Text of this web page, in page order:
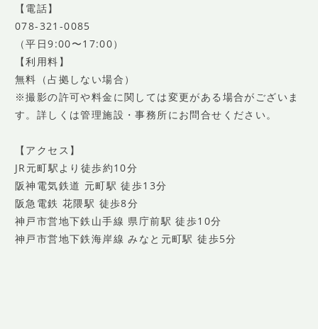
【電話】
078-321-0085
（平⽇9:00〜17:00）
【利用料】
無料（占拠しない場合）
※撮影の許可や料金に関しては変更がある場合がございま
す。詳しくは管理施設・事務所にお問合せください。
【アクセス】
JR元町駅より徒歩約10分
阪神電気鉄道 元町駅 徒歩13分
阪急電鉄 花隈駅 徒歩8分
神戸市営地下鉄山手線 県庁前駅 徒歩10分
神戸市営地下鉄海岸線 みなと元町駅 徒歩5分